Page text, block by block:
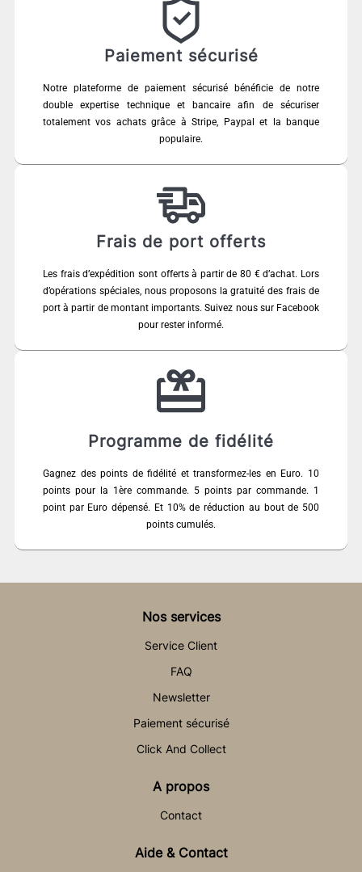
Paiement sécurisé
Notre plateforme de paiement sécurisé bénéficie de notre
double expertise technique et bancaire afin de sécuriser
totalement vos achats grâce à Stripe, Paypal et la banque
populaire.
Frais de port offerts
Les frais d’expédition sont offerts à partir de 80 € d’achat. Lors
d’opérations spéciales, nous proposons la gratuité des frais de
port à partir de montant importants. Suivez nous sur Facebook
pour rester informé.
Programme de fidélité
Gagnez des points de fidélité et transformez-les en Euro. 10
points pour la 1ère commande. 5 points par commande. 1
point par Euro dépensé. Et 10% de réduction au bout de 500
points cumulés.
Nos services
Service Client
FAQ
Newsletter
Paiement sécurisé
Click And Collect
A propos
Contact
Aide & Contact